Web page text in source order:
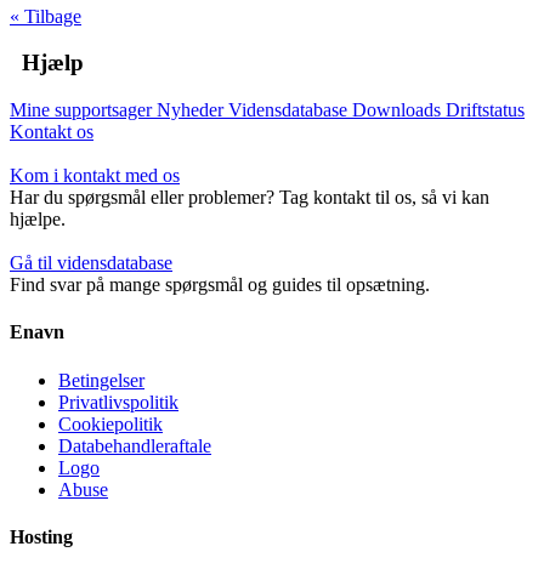
« Tilbage
Hjælp
Mine supportsagerNyhederVidensdatabase Downloads Driftstatus
Kontakt os
Kom i kontakt med os
Har du spørgsmål eller problemer? Tag kontakt til os, så vi kan
hjælpe.
Gå til vidensdatabase
Find svar på mange spørgsmål og guides til opsætning.
Enavn
Betingelser
Privatlivspolitik
Cookiepolitik
Databehandleraftale
Logo
Abuse
Hosting